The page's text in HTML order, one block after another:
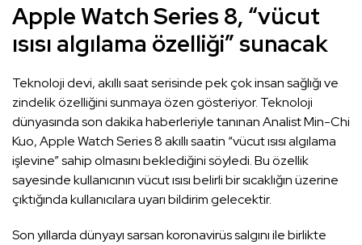
Apple Watch Series 8, “vücut
ısısı algılama özelliği” sunacak
Teknoloji devi, akıllı saat serisinde pek çok insan sağlığı ve
zindelik özelliğini sunmaya özen gösteriyor. Teknoloji
dünyasında son dakika haberleriyle tanınan Analist Min-Chi
Kuo, Apple Watch Series 8 akıllı saatin “vücut ısısı algılama
işlevine” sahip olmasını beklediğini söyledi. Bu özellik
sayesinde kullanıcının vücut ısısı belirli bir sıcaklığın üzerine
çıktığında kullanıcılara uyarı bildirim gelecektir.
Son yıllarda dünyayı sarsan koronavirüs salgını ile birlikte